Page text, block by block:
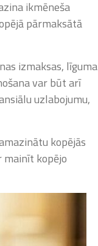
ikmēneša
pārmaksātā
izmaksas, līguma
var būt arī
uzlabojumu,
kopējās
mainīt kopējo